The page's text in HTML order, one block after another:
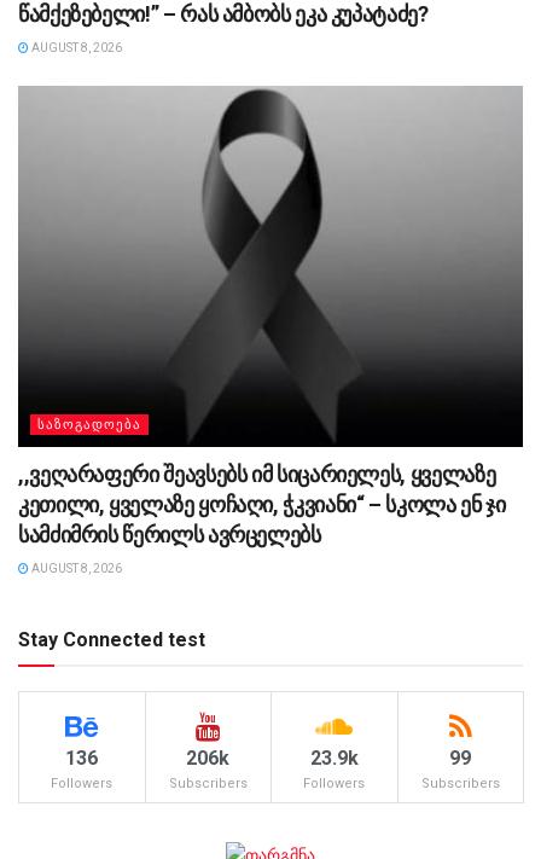
წამქეზებელი!” – რას ამბობს ეკა კუპატაძე?
AUGUST 8, 2026
ᲡᲐᲖᲝᲒᲐᲓᲝᲔᲑᲐ
,,ვეღარაფერი შეავსებს იმ სიცარიელეს, ყველაზე
კეთილი, ყველაზე ყოჩაღი, ჭკვიანი“ – სკოლა ენ ჯი
სამძიმრის წერილს ავრცელებს
AUGUST 8, 2026
Stay Connected test
136
Followers
206k
Subscribers
23.9k
Followers
99
Subscribers